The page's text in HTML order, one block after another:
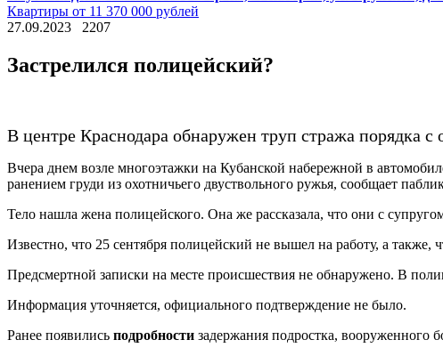
Квартиры от 11 370 000 рублей
27.09.2023
2207
Застрелился полицейский?
В центре Краснодара обнаружен труп стража порядка с
Вчера днем возле многоэтажки на Кубанской набережной в
ранением груди из охотничьего двуствольного ружья, сообщает
Тело нашла жена полицейского. Она же рассказала, что они с
Известно, что 25 сентября полицейский не вышел на работу, а также,
Предсмертной записки на месте происшествия не обнаружено. В
Информация уточняется, официального подтверждение не было.
Ранее появились подробности задержания подростка, вооруженного